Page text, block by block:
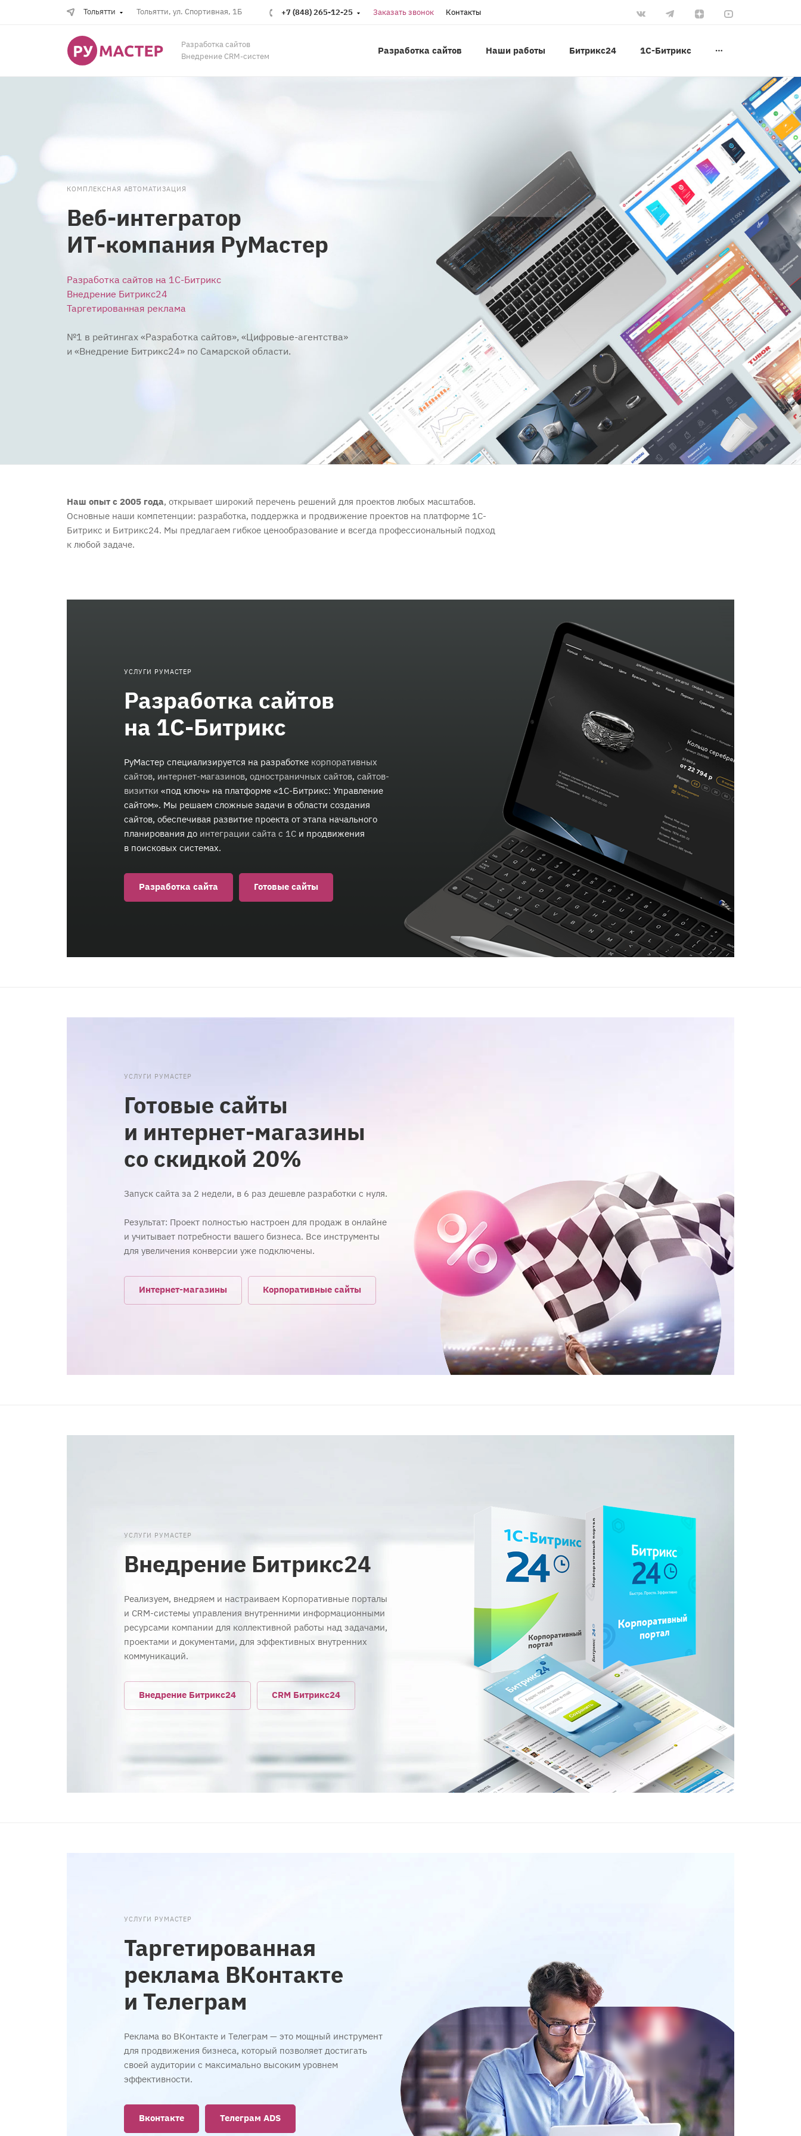
Тольятти Тольятти, ул. Спортивная, 1Б +7 (848) 265-12-25 Заказать звонок Контакты
Разработка сайтов
Внедрение CRM-систем
Разработка сайтов Наши работы Битрикс24 1С-Битрикс
КОМПЛЕКСНАЯ АВТОМАТИЗАЦИЯ
Веб-интегратор
ИТ-компания РуМастер
Разработка сайтов на 1C-Битрикс
Внедрение Битрикс24
Таргетированная реклама
№1 в рейтингах «Разработка сайтов», «Цифровые-агентства»
и «Внедрение Битрикс24» по Самарской области.
Наш опыт с 2005 года, открывает широкий перечень решений для проектов любых масштабов.
Основные наши компетенции: разработка, поддержка и продвижение проектов на платформе 1С-
Битрикс и Битрикс24. Мы предлагаем гибкое ценообразование и всегда профессиональный подход
к любой задаче.
УСЛУГИ РУМАСТЕР
Разработка сайтов
на 1С-Битрикс
РуМастер специализируется на разработке корпоративных
сайтов, интернет-магазинов, одностраничных сайтов, сайтов-
визитки «под ключ» на платформе «1С-Битрикс: Управление
сайтом». Мы решаем сложные задачи в области создания
сайтов, обеспечивая развитие проекта от этапа начального
планирования до интеграции сайта с 1Си продвижения
в поисковых системах.
Разработка сайта Готовые сайты
УСЛУГИ РУМАСТЕР
Готовые сайты
и интернет-магазины
со скидкой 20%
Запуск сайта за 2 недели, в 6 раз дешевле разработки с нуля.
Результат: Проект полностью настроен для продаж в онлайне
и учитывает потребности вашего бизнеса. Все инструменты
для увеличения конверсии уже подключены.
Интернет-магазины Корпоративные сайты
УСЛУГИ РУМАСТЕР
Внедрение Битрикс24
Реализуем, внедряем и настраиваем Корпоративные порталы
и CRM-системы управления внутренними информационными
ресурсами компании для коллективной работы над задачами,
проектами и документами, для эффективных внутренних
коммуникаций.
Внедрение Битрикс24 CRM Битрикс24
УСЛУГИ РУМАСТЕР
Таргетированная
реклама ВКонтакте
и Телеграм
Реклама во ВКонтакте и Телеграм — это мощный инструмент
для продвижения бизнеса, который позволяет достигать
своей аудитории с максимально высоким уровнем
эффективности.
Вконтакте Телеграм ADS